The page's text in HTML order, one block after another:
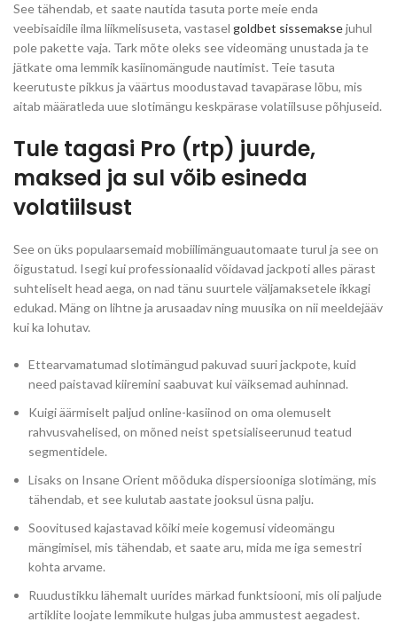
See tähendab, et saate nautida tasuta porte meie enda
veebisaidile ilma liikmelisuseta, vastasel goldbet sissemaksejuhul
pole pakette vaja. Tark mõte oleks see videomäng unustada ja te
jätkate oma lemmik kasiinomängude nautimist. Teie tasuta
keerutuste pikkus ja väärtus moodustavad tavapärase lõbu, mis
aitab määratleda uue slotimängu keskpärase volatiilsuse põhjuseid.
Tule tagasi Pro (rtp) juurde,
maksed ja sul võib esineda
volatiilsust
See on üks populaarsemaid mobiilimänguautomaate turul ja see on
õigustatud. Isegi kui professionaalid võidavad jackpoti alles pärast
suhteliselt head aega, on nad tänu suurtele väljamaksetele ikkagi
edukad. Mäng on lihtne ja arusaadav ning muusika on nii meeldejääv
kui ka lohutav.
Ettearvamatumad slotimängud pakuvad suuri jackpote, kuid
need paistavad kiiremini saabuvat kui väiksemad auhinnad.
Kuigi äärmiselt paljud online-kasiinod on oma olemuselt
rahvusvahelised, on mõned neist spetsialiseerunud teatud
segmentidele.
Lisaks on Insane Orient mõõduka dispersiooniga slotimäng, mis
tähendab, et see kulutab aastate jooksul üsna palju.
Soovitused kajastavad kõiki meie kogemusi videomängu
mängimisel, mis tähendab, et saate aru, mida me iga semestri
kohta arvame.
Ruudustikku lähemalt uurides märkad funktsiooni, mis oli paljude
artiklite loojate lemmikute hulgas juba ammustest aegadest.